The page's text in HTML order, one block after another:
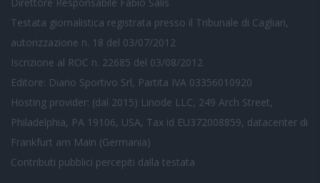
Testata giornalistica registrata presso il Tribunale di Cagliari,
autorizzazione n. 18 del 03/07/2012
Iscrizione al ROC n. 22685 del 03/08/2012
Editore: Diario Sportivo Srl, Partita IVA 03356010920
Hosting provider: (dal 2015) Linode LLC, 249 Arch Street,
Philadelphia, PA 19106, USA, Tax id EU372008859, datacenter di
Frankfurt am Main (Germania)
Contributi pubblici percepiti dalla testata